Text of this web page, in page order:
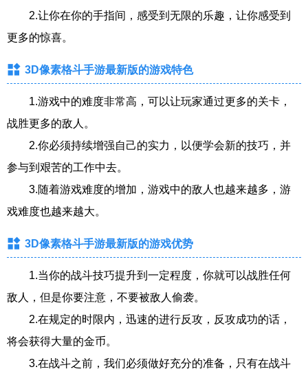
2.让你在你的手指间，感受到无限的乐趣，让你感受到
更多的惊喜。
3D像素格斗手游最新版的游戏特色
1.游戏中的难度非常高，可以让玩家通过更多的关卡，
战胜更多的敌人。
2.你必须持续增强自己的实力，以便学会新的技巧，并
参与到艰苦的工作中去。
3.随着游戏难度的增加，游戏中的敌人也越来越多，游
戏难度也越来越大。
3D像素格斗手游最新版的游戏优势
1.当你的战斗技巧提升到一定程度，你就可以战胜任何
敌人，但是你要注意，不要被敌人偷袭。
2.在规定的时限内，迅速的进行反攻，反攻成功的话，
将会获得大量的金币。
3.在战斗之前，我们必须做好充分的准备，只有在战斗